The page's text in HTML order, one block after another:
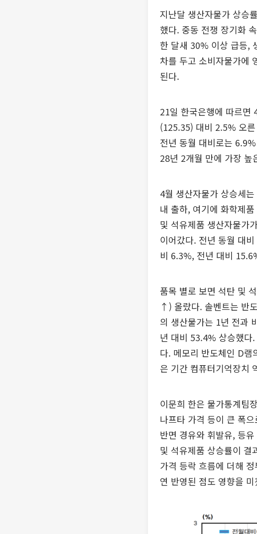
지난달 생산자물가 상승
했다. 중동 전쟁 장기화
한 달새 30% 이상 급등,
차를 두고 소비자물가에
된다.
21일 한국은행에 따르면
(125.35) 대비 2.5% 오
전년 동월 대비로는
28년 2개월 만에 가장 높
4월 생산자물가 상승세
내 출하, 여기에 화학제
및 석유제품 생산자물가
이어갔다. 전년 동월 대
비 6.3%, 전년 대비
품목 별로 보면 석탄 및
↑) 올랐다. 솔벤트는 반
의 생산물가는 1년 전과
년 대비 53.4% 상승했다
다. 메모리 반도체인 D
은 기간 컴퓨터기억장치
이문희 한은 물가통계팀
나프타 가격 등이 큰 폭
반면 경유와 휘발유, 등
및 석유제품 상승률이
가격 등락 흐름에 더해
연 반영된 점도 영향을